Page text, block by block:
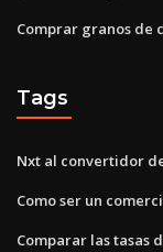
Comprar granos de
Tags
Nxt al convertidor
Como ser un
Comparar las tasas